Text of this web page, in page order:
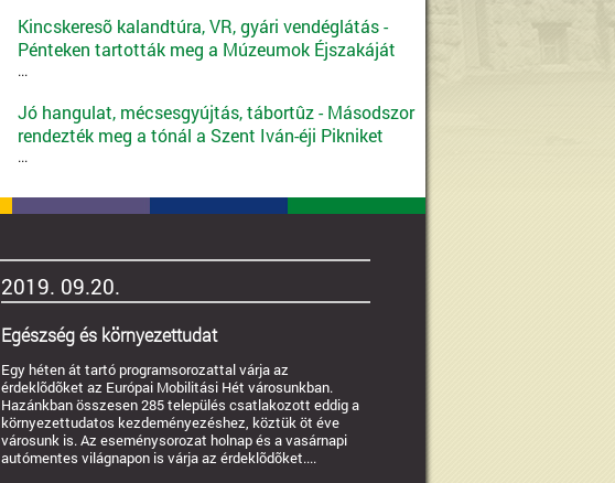
Kincskeresõ kalandtúra, VR, gyári vendéglátás -
Pénteken tartották meg a Múzeumok Éjszakáját
...
Jó hangulat, mécsesgyújtás, tábortûz - Másodszor
rendezték meg a tónál a Szent Iván-éji Pikniket
...
2019. 09.20.
Egészség és környezettudat
Egy héten át tartó programsorozattal várja az
érdeklõdõket az Európai Mobilitási Hét városunkban.
Hazánkban összesen 285 település csatlakozott eddig a
környezettudatos kezdeményezéshez, köztük öt éve
városunk is. Az eseménysorozat holnap és a vasárnapi
autómentes világnapon is várja az érdeklõdõket....